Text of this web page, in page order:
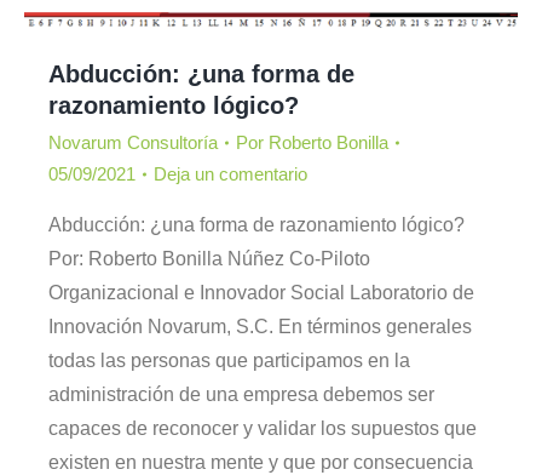
Abducción: ¿una forma de
razonamiento lógico?
Novarum Consultoría Por Roberto Bonilla
05/09/2021
Deja un comentario
Abducción: ¿una forma de razonamiento lógico?
Por: Roberto Bonilla Núñez Co-Piloto
Organizacional e Innovador Social Laboratorio de
Innovación Novarum, S.C. En términos generales
todas las personas que participamos en la
administración de una empresa debemos ser
capaces de reconocer y validar los supuestos que
existen en nuestra mente y que por consecuencia